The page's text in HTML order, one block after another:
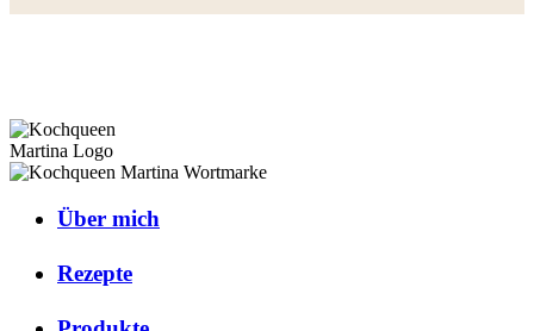
Über mich
Rezepte